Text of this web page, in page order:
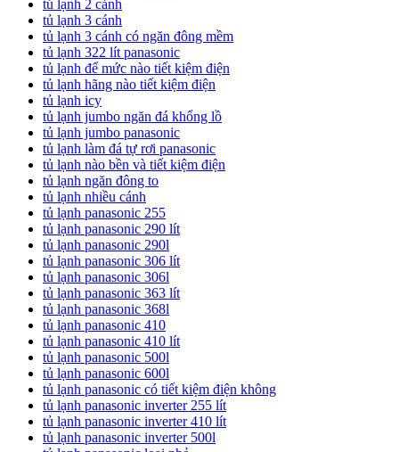
tủ lạnh 2 cánh
tủ lạnh 3 cánh
tủ lạnh 3 cánh có ngăn đông mềm
tủ lạnh 322 lít panasonic
tủ lạnh để mức nào tiết kiệm điện
tủ lạnh hãng nào tiết kiệm điện
tủ lạnh icy
tủ lạnh jumbo ngăn đá khổng lồ
tủ lạnh jumbo panasonic
tủ lạnh làm đá tự rơi panasonic
tủ lạnh nào bền và tiết kiệm điện
tủ lạnh ngăn đông to
tủ lạnh nhiều cánh
tủ lạnh panasonic 255
tủ lạnh panasonic 290 lít
tủ lạnh panasonic 290l
tủ lạnh panasonic 306 lít
tủ lạnh panasonic 306l
tủ lạnh panasonic 363 lít
tủ lạnh panasonic 368l
tủ lạnh panasonic 410
tủ lạnh panasonic 410 lít
tủ lạnh panasonic 500l
tủ lạnh panasonic 600l
tủ lạnh panasonic có tiết kiệm điện không
tủ lạnh panasonic inverter 255 lít
tủ lạnh panasonic inverter 410 lít
tủ lạnh panasonic inverter 500l